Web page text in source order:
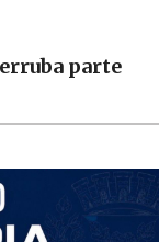
parte